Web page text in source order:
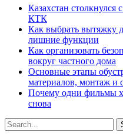
Казахстан столкнулся
КТК
Как выбрать вытяжку
лишние функции
Как организовать
вокруг частного дома
Основные этапы
материалов, монтаж и
Почему одни фильмы
снова